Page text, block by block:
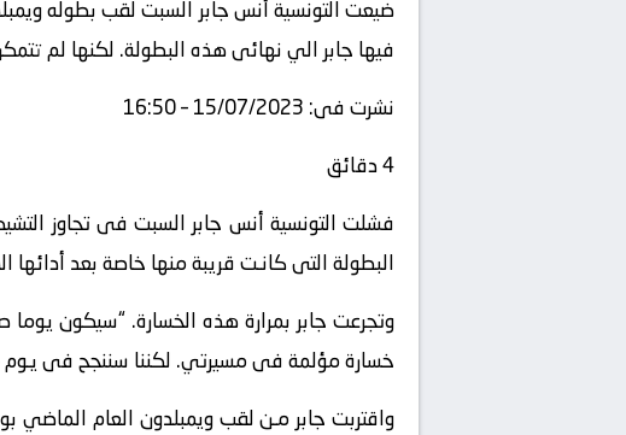
ضيعت التونسية أنس جابر السبت لقب بطوله
فيها جابر الي نهائى هذه البطولة. لكنها لم
نشرت فى: 15/07/2023 – 16:50
4 دقائق
فشلت التونسية أنس جابر السبت فى تجاوز
البطولة التى كانـت قريبة منها خاصة بعد أدائها
وتجرعت جابر بمرارة هذه الخسارة. “سيكون يوما
خسارة مؤلمة فى مسيرتي. لكننا سننجح فى يـوم
واقتربت جابر مـن لقب ويمبلدون العام الماضي